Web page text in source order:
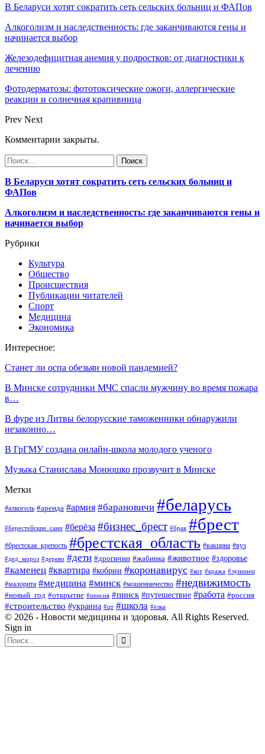
В Беларуси хотят сократить сеть сельских больниц и ФАПов
Алкоголизм и наследственность: где заканчиваются гены и
начинается выбор
Железодефицитная анемия у подростков: от диагностики к
лечению
Фотодерматозы: фототоксические ожоги, аллергические
реакции и солнечная крапивница
Prev Next
Комментарии закрыты.
В Беларуси хотят сократить сеть сельских больниц и
ФАПов
Алкоголизм и наследственность: где заканчиваются гены и
начинается выбор
Рубрики
Культура
Общество
Происшествия
Публикации читателей
Спорт
Медицина
Экономика
Интересное:
Станет ли оспа обезьян новой пандемией?
В Минске сотрудники МЧС спасли мужчину во время пожара
в…
В фуре из Литвы белорусские таможенники обнаружили
незаконно…
В ГрГМУ создана онлайн-школа молодого ученого
Музыка Станислава Монюшко прозвучит в Минске
Метки
#алкоголь #аренда #армия #барановичи #беларусь
#берестейские_сани #берёза #бизнес_брест #брак #брест
#брестская_крепость #брестская_область #вакцина #вуз
#дед_мороз #дерево #дети #дрогичин #жабинка #животное #здоровье
#каменец #квартира #кобрин #коронавирус #кот #кража #лунинец
#малорита #медицина #минск #мошенничество #недвижимость
#новый_год #открытие #пенсия #пинск #путешествие #работа #россия
#строительство #украина #цт #школа #ёлка
© 2026 - Новости медицины и здоровья. All Rights Reserved.
Sign in